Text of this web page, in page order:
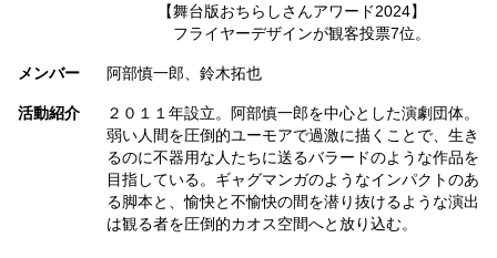
【舞台版おちらしさんアワード2024】
フライヤーデザインが観客投票7位。
メンバー 阿部慎一郎、鈴木拓也
活動紹介
２０１１年設立。阿部慎一郎を中心とした演劇団体。
弱い人間を圧倒的ユーモアで過激に描くことで、生き
るのに不器用な人たちに送るバラードのような作品を
目指している。ギャグマンガのようなインパクトのあ
る脚本と、愉快と不愉快の間を潜り抜けるような演出
は観る者を圧倒的カオス空間へと放り込む。